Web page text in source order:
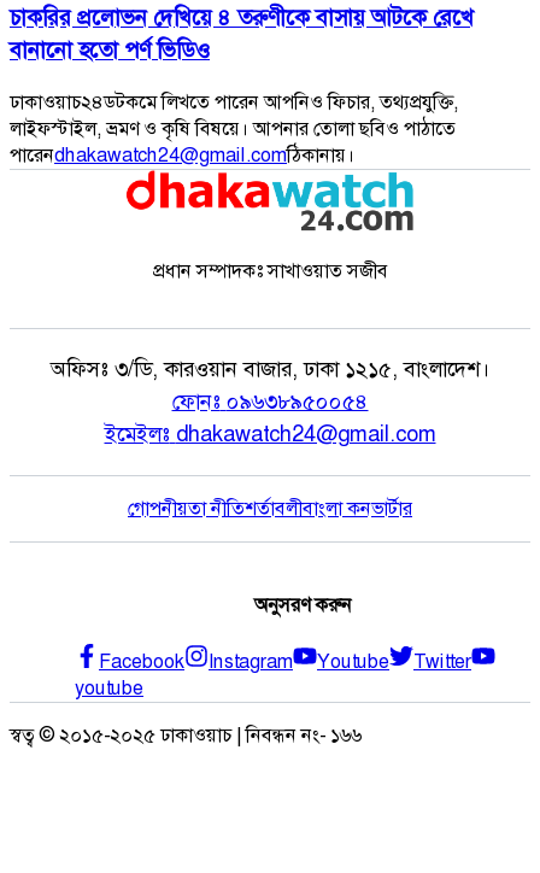
চাকরির প্রলোভন দেখিয়ে ৪ তরুণীকে বাসায় আটকে রেখে
বানানো হতো পর্ণ ভিডিও
ঢাকাওয়াচ২৪ডটকমে লিখতে পারেন আপনিও ফিচার, তথ্যপ্রযুক্তি,
লাইফস্টাইল, ভ্রমণ ও কৃষি বিষয়ে। আপনার তোলা ছবিও পাঠাতে
পারেনdhakawatch24@gmail.comঠিকানায়।
প্রধান সম্পাদকঃ সাখাওয়াত সজীব
অফিসঃ ৩/ডি, কারওয়ান বাজার, ঢাকা ১২১৫, বাংলাদেশ।
ফোনঃ ০৯৬৩৮৯৫০০৫৪
ইমেইলঃ dhakawatch24@gmail.com
গোপনীয়তা নীতিশর্তাবলীবাংলা কনভার্টার
অনুসরণ করুন
Facebook Instagram Youtube
Twitter
youtube
স্বত্ব © ২০১৫-২০২৫ ঢাকাওয়াচ | নিবন্ধন নং- ১৬৬